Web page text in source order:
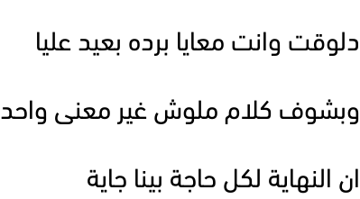
دلوقت وانت معايا برده بعيد عليا
وبشوف كلام ملوش غير معنى واحد
ان النهاية لكل حاجة بينا جاية